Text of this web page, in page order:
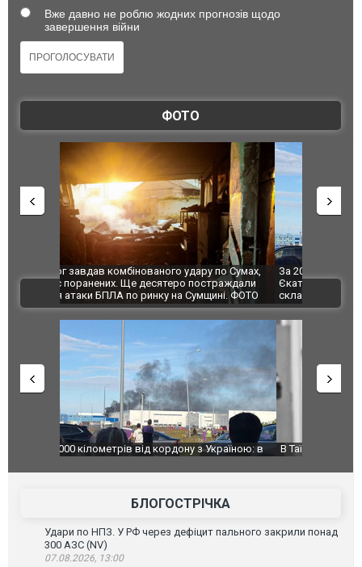
Вже давно не роблю жодних прогнозів щодо
завершення війни
ФОТО
За 2000 кілометрів від кордону з Україною: в
Єкатеринбурзі після атаки дронів загорівся
склад Wildberries. ФОТО. ВІДЕО
"Мої
ВІДЕО
В Таїланді футболіст загинув від удару
блискавки під час матчу: ще 12 людей
постраждали. ВІДЕО
БЛОГОСТРІЧКА
Удари по НПЗ. У РФ через дефіцит пального закрили понад
300 АЗС (NV)
07.08.2026, 13:00